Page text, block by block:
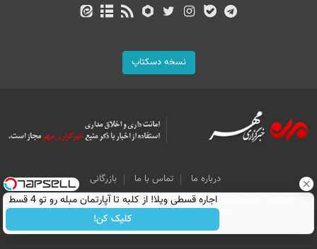
نسخه دسکتاپ
درباره ما تماس با ما
بازرگانی
All Content by Mehr News Agency is licensed under a Creative Commons
Attribution 4.0 International License.
اجاره‌ قسطی ویلا! از کلبه تا آپارتمان مبله رو تو 4 قسط
اجاره کن.
کلیک کن!